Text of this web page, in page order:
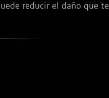
reducir el daño que te